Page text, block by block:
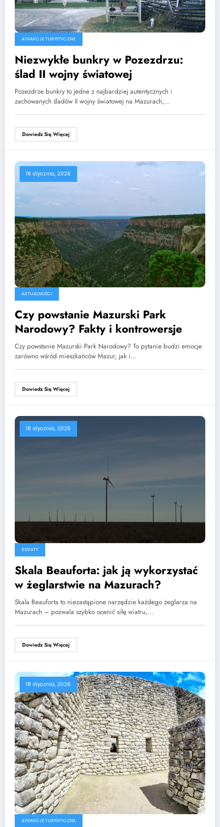
ATRAKCJE TURYSTYCZNE
Niezwykłe bunkry w Pozezdrzu:
ślad II wojny światowej
Pozezdrze bunkry to jedne z najbardziej autentycznych i
zachowanych śladów II wojny światowej na Mazurach,…
Dowiedz Się Więcej
18 stycznia, 2026
AKTUALNOŚCI
Czy powstanie Mazurski Park
Narodowy? Fakty i kontrowersje
Czy powstanie Mazurski Park Narodowy? To pytanie budzi emocje
zarówno wśród mieszkańców Mazur, jak i…
Dowiedz Się Więcej
18 stycznia, 2026
REGATY
Skala Beauforta: jak ją wykorzystać
w żeglarstwie na Mazurach?
Skala Beauforta to niezastąpione narzędzie każdego żeglarza na
Mazurach – pozwala szybko ocenić siłę wiatru,…
Dowiedz Się Więcej
18 stycznia, 2026
ATRAKCJE TURYSTYCZNE